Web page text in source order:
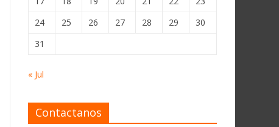
24
25 26 27 28 29
30
31
« Jul
Contactanos